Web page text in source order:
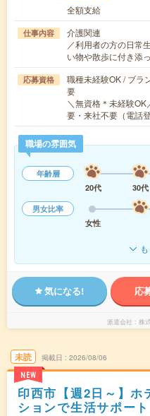
全額支給
仕事内容
介護関連
／利用者の方の日
い物や散歩に付き添
応募資格
職種未経験OK / ブラ
要
＼無資格＊未経験
要・来社不要（電話
職場の雰囲気
年齢層
20代
30代
男女比率
女性
気になる! 応
派遣会社 株
未読
NEW
掲載日 2026/08/06
印西市【週2日～】ホ
ションで生活サポート